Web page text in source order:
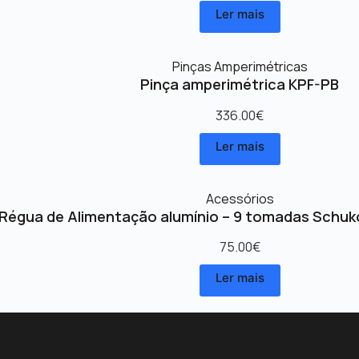
Ler mais
Pinças Amperimétricas
Pinça amperimétrica KPF-PB
336.00€
Ler mais
Acessórios
Régua de Alimentação alumínio – 9 tomadas
75.00€
Ler mais